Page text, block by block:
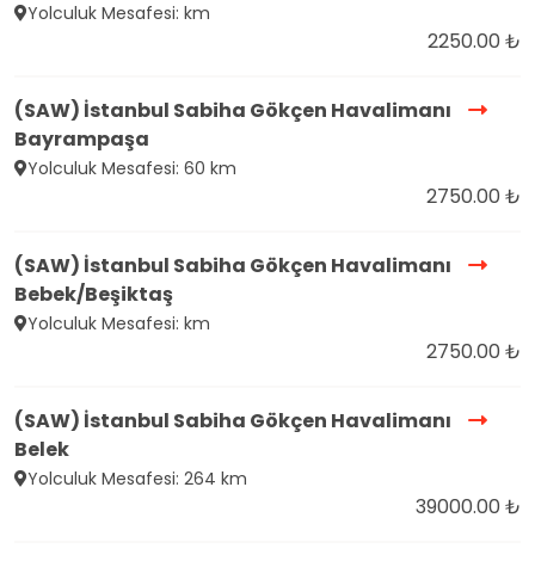
Yolculuk Mesafesi: km
2250.00 ₺
(SAW) İstanbul Sabiha Gökçen Havalimanı
Bayrampaşa
Yolculuk Mesafesi: 60 km
2750.00 ₺
(SAW) İstanbul Sabiha Gökçen Havalimanı
Bebek/Beşiktaş
Yolculuk Mesafesi: km
2750.00 ₺
(SAW) İstanbul Sabiha Gökçen Havalimanı
Belek
Yolculuk Mesafesi: 264 km
39000.00 ₺